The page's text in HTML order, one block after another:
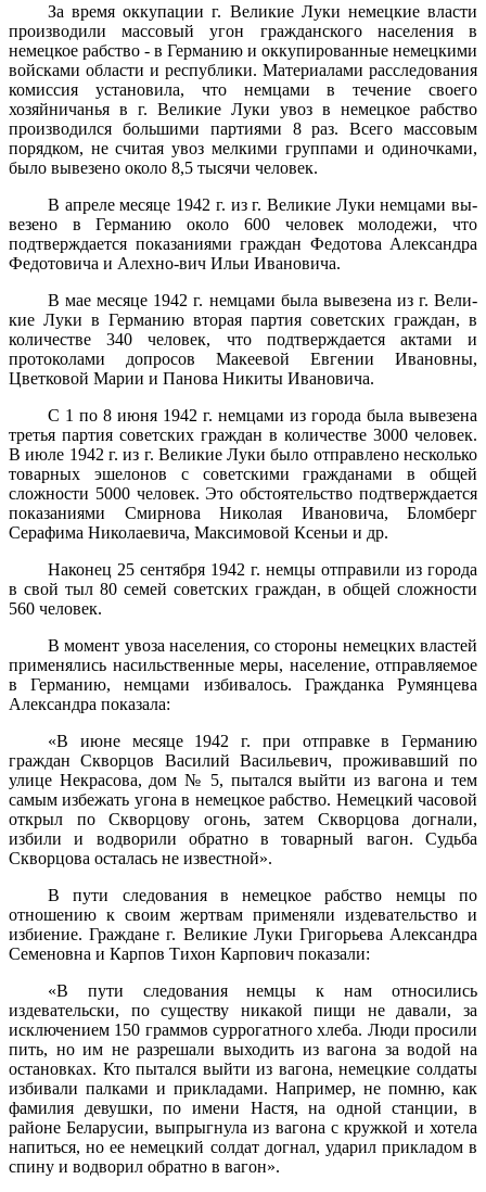
За время оккупации г. Великие Луки немецкие власти
про­изводили массовый угон гражданского населения в
немецкое раб­ство - в Германию и оккупированные немецкими
войсками области и республики. Материалами расследования
комиссия установила, что немцами в течение своего
хозяйничанья в г. Великие Луки увоз в немецкое рабство
производился большими партиями 8 раз. Всего массовым
порядком, не считая увоз мелкими группами и оди­ночками,
было вывезено около 8,5 тысячи человек.
В апреле месяце 1942 г. из г. Великие Луки немцами вы­
везено в Германию около 600 человек молодежи, что
подтверждается показаниями граждан Федотова Александра
Федотовича и Алехно-вич Ильи Ивановича.
В мае месяце 1942 г. немцами была вывезена из г. Вели­
кие Луки в Германию вторая партия советских граждан, в
количестве 340 человек, что подтверждается актами и
протоколами допросов Макеевой Евгении Ивановны,
Цветковой Марии и Панова Никиты Ивановича.
С 1 по 8 июня 1942 г. немцами из города была вывезена
третья партия советских граждан в количестве 3000 человек.
В июле 1942 г. из г. Великие Луки было отправлено несколько
товарных эшелонов с советскими гражданами в общей
сложности 5000 чело­век. Это обстоятельство подтверждается
показаниями Смирнова Ни­колая Ивановича, Бломберг
Серафима Николаевича, Максимовой Ксеньи и др.
Наконец 25 сентября 1942 г. немцы отправили из города
в свой тыл 80 семей советских граждан, в общей сложности
560 человек.
В момент увоза населения, со стороны немецких властей
приме­нялись насильственные меры, население, отправляемое
в Германию, немцами избивалось. Гражданка Румянцева
Александра показала:
«В июне месяце 1942 г. при отправке в Германию
граждан Скворцов Василий Васильевич, проживавший по
улице Некрасова, дом № 5, пытался выйти из вагона и тем
самым избежать угона в не­мецкое рабство. Немецкий часовой
открыл по Скворцову огонь, затем Скворцова догнали,
избили и водворили обратно в товарный вагон. Судьба
Скворцова осталась не известной».
В пути следования в немецкое рабство немцы по
отношению к своим жертвам применяли издевательство и
избиение. Граждане г. Великие Луки Григорьева Александра
Семеновна и Карпов Тихон Карпович показали:
«В пути следования немцы к нам относились
издевательски, по существу никакой пищи не давали, за
исключением 150 граммов сур­рогатного хлеба. Люди просили
пить, но им не разрешали выходить из вагона за водой на
остановках. Кто пытался выйти из вагона, не­мецкие солдаты
избивали палками и прикладами. Например, не помню, как
фамилия девушки, по имени Настя, на одной станции, в
районе Беларусии, выпрыгнула из вагона с кружкой и хотела
на­питься, но ее немецкий солдат догнал, ударил прикладом в
спину и водворил обратно в вагон».